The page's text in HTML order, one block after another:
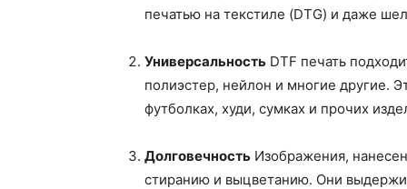
печатью на текстиле (DTG) и даже
Универсальность DTF печать
полиэстер, нейлон и многие другие.
футболках, худи, сумках и прочих
Долговечность Изображения,
стиранию и выцветанию. Они